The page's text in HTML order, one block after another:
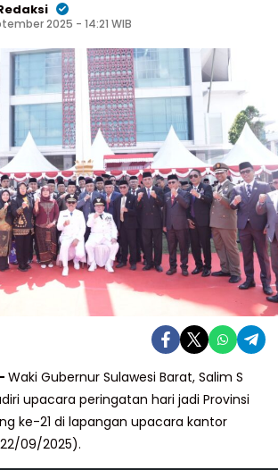
2025 - 14:21 WIB
Waki Gubernur Sulawesi Barat, Salim S
upacara peringatan hari jadi Provinsi
ke-21 di lapangan upacara kantor
09/2025).